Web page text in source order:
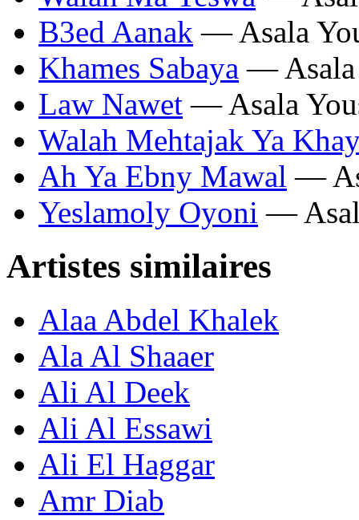
B3ed Aanak — Asala
Khames Sabaya — Asala
Law Nawet — Asala
Walah Mehtajak Ya
Ah Ya Ebny Mawal —
Yeslamoly Oyoni —
Artistes similaires
Alaa Abdel Khalek
Ala Al Shaaer
Ali Al Deek
Ali Al Essawi
Ali El Haggar
Amr Diab